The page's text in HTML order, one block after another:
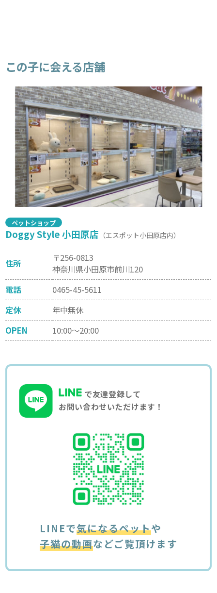
この子に会える店舗
ペットショップ
Doggy Style 小田原店 （エスポット小田原店内）
住所
〒256-0813
神奈川県小田原市前川120
電話
0465-45-5611
定休
年中無休
OPEN
10:00～20:00
で友達登録して
お問い合わせいただけます！
LINEで気になるペットや
子猫の動画などご覧頂けます